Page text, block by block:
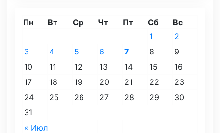
Пн Вт Ср Чт Пт Сб Вс
« Июл
1
2
3
4 5 6 7 8
9
10
11 12 13 14 15
16
17
18 19 20 21 22
23
24
25 26 27 28 29
30
31